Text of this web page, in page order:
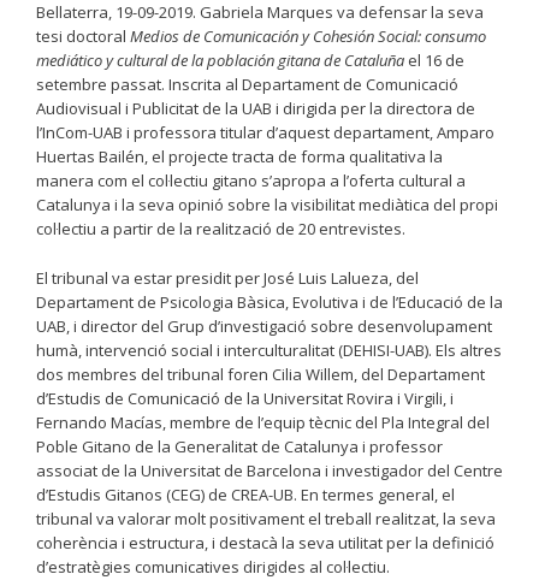
Bellaterra, 19-09-2019. Gabriela Marques va defensar la seva
tesi doctoral Medios de Comunicación y Cohesión Social: consumo
mediático y cultural de la población gitana de Cataluña el 16 de
setembre passat. Inscrita al Departament de Comunicació
Audiovisual i Publicitat de la UAB i dirigida per la directora de
l’InCom-UAB i professora titular d’aquest departament, Amparo
Huertas Bailén, el projecte tracta de forma qualitativa la
manera com el col·lectiu gitano s’apropa a l’oferta cultural a
Catalunya i la seva opinió sobre la visibilitat mediàtica del propi
col·lectiu a partir de la realització de 20 entrevistes.
El tribunal va estar presidit per José Luis Lalueza, del
Departament de Psicologia Bàsica, Evolutiva i de l’Educació de la
UAB, i director del Grup d’investigació sobre desenvolupament
humà, intervenció social i interculturalitat (DEHISI-UAB). Els altres
dos membres del tribunal foren Cilia Willem, del Departament
d’Estudis de Comunicació de la Universitat Rovira i Virgili, i
Fernando Macías, membre de l’equip tècnic del Pla Integral del
Poble Gitano de la Generalitat de Catalunya i professor
associat de la Universitat de Barcelona i investigador del Centre
d’Estudis Gitanos (CEG) de CREA-UB. En termes general, el
tribunal va valorar molt positivament el treball realitzat, la seva
coherència i estructura, i destacà la seva utilitat per la definició
d’estratègies comunicatives dirigides al col·lectiu.